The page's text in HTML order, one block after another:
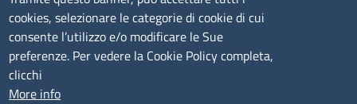
CONTATTI
Camera di Commercio, Industria, Artigianato e
Agricoltura di Sassari
cookies, selezionare le categorie di cookie di cui
consente l’utilizzo e/o modificare le Sue
preferenze. Per vedere la Cookie Policy completa,
clicchi
More info